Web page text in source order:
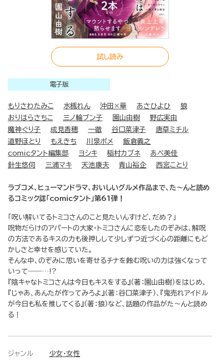
試し読み
電子版
もりさわたみこ 水槻れん 沖田×華 あさひよひ
狼
おりはらさちこ
三ノ輪ブン子 園山由樹
野広実由
魔神ぐり子
成見香穂 一徹 谷口菜津子
唐草ミチル
道野ほとり
もえきち 川泉ポメ
飯倉義之
comicタント編集部
ヨシキ 稲村カブネ
あべ美佳
針生悠伺
三浦マキ 天池康夫 青山裕企 西宮ことり
ラブコメ、ヒューマンドラマ、おいしいグルメ作品まで、た～んと読め
るコミック誌「comicタント」第61弾！
「呪い解いてるトミコさんのこと見たいんすけど、だめ？」
呪物だらけのアパートの大家・トミコさんに恋をしたのぞみは、解呪
の方法であるキスの力も後押しして少しずつ近づく心の距離にもど
かしさと幸せを感じていた。
そんな中、のぞみに思いを寄せるチナを蝕む呪いの力は強くなって
いって――…!?
『陰キャなトミコさんは今日もキスをする』（著：園山由樹）をはじめ、
『じゃあ、あんたが作ってみろよ』（著：谷口菜津子）、『鬼売れアイドル
が今日も私を推してくる』（著：狼）など、話題の作品がた～んと読め
る！
ジャンル 少女・女性